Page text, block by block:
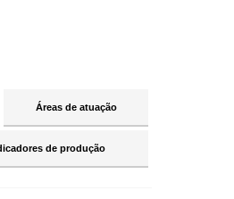
Áreas de atuação
de produção